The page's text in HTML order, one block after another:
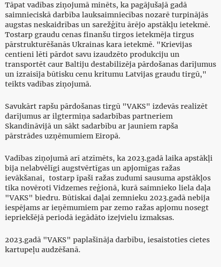
Tāpat vadības ziņojumā minēts, ka pagājušajā gadā
saimnieciskā darbība lauksaimniecības nozarē turpinājās
augstas neskaidrības un sarežģītu ārējo apstākļu ietekmē.
Tostarp graudu cenas finanšu tirgos ietekmēja tirgus
pārstrukturēšanās Ukrainas kara ietekmē. "Krievijas
centieni lēti pārdot savu izaudzēto produkciju un
transportēt caur Baltiju destabilizēja pārdošanas darījumus
un izraisīja būtisku cenu kritumu Latvijas graudu tirgū,"
teikts vadības ziņojumā.
Savukārt rapšu pārdošanas tirgū "VAKS" izdevās realizēt
darījumus ar ilgtermiņa sadarbības partneriem
Skandināvijā un sākt sadarbību ar jauniem rapša
pārstrādes uzņēmumiem Eiropā.
Vadības ziņojumā arī atzīmēts, ka 2023.gadā laika apstākļi
bija nelabvēlīgi augstvērtīgas un apjomīgas ražas
ievākšanai, tostarp īpaši ražas zudumi sausuma apstākļos
tika novēroti Vidzemes reģionā, kurā saimnieko liela daļa
"VAKS" biedru. Būtiskai daļai zemnieku 2023.gadā nebija
iespējams ar ieņēmumiem par zemo ražas apjomu nosegt
iepriekšējā periodā iegādāto izejvielu izmaksas.
2023.gadā "VAKS" paplašināja darbību, iesaistoties cietes
kartupeļu audzēšanā.